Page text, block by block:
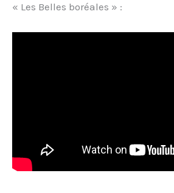
« Les Belles boréales » :